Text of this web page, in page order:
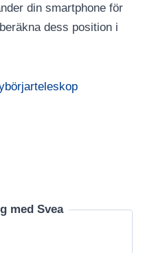
din smartphone för
dess position i
med Svea